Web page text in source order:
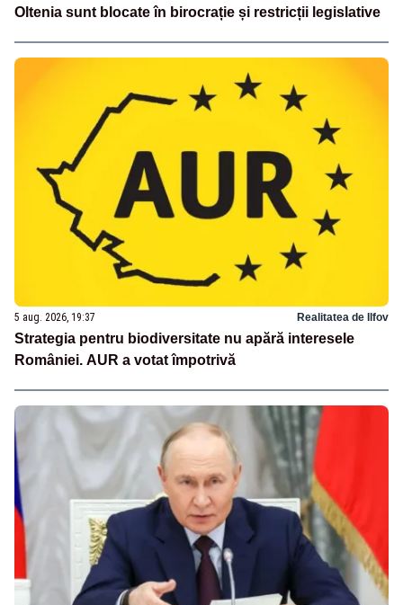
Oltenia sunt blocate în birocrație și restricții legislative
5 aug. 2026, 19:37 Realitatea de Ilfov
Strategia pentru biodiversitate nu apără interesele
României. AUR a votat împotrivă